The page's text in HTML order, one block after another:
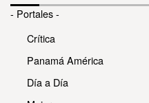
- Portales -
Crítica
Panamá América
Día a Día